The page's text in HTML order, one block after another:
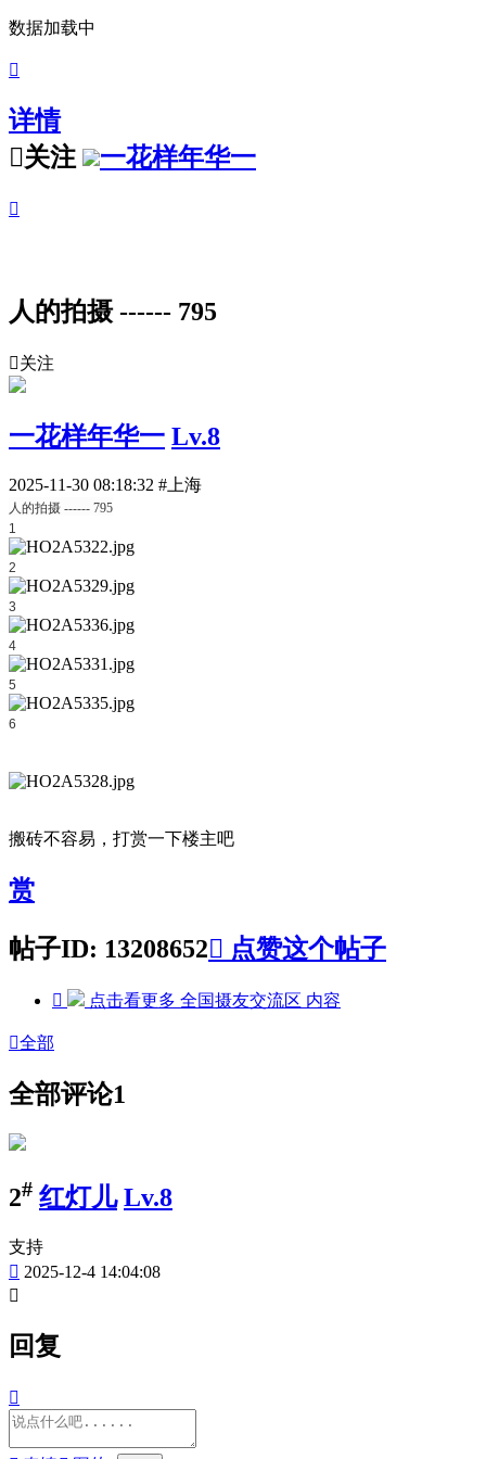
数据加载中

详情
关注 一花样年华一

人的拍摄 ------ 795
关注
一花样年华一 Lv.8
2025-11-30 08:18:32 #上海
人的拍摄 ------ 795
1
2
3
4
5
6
搬砖不容易，打赏一下楼主吧
赏
帖子ID: 13208652 点赞这个帖子
 点击看更多 全国摄友交流区 内容
全部
全部评论1
2# 红灯儿 Lv.8
支持
 2025-12-4 14:04:08

回复
